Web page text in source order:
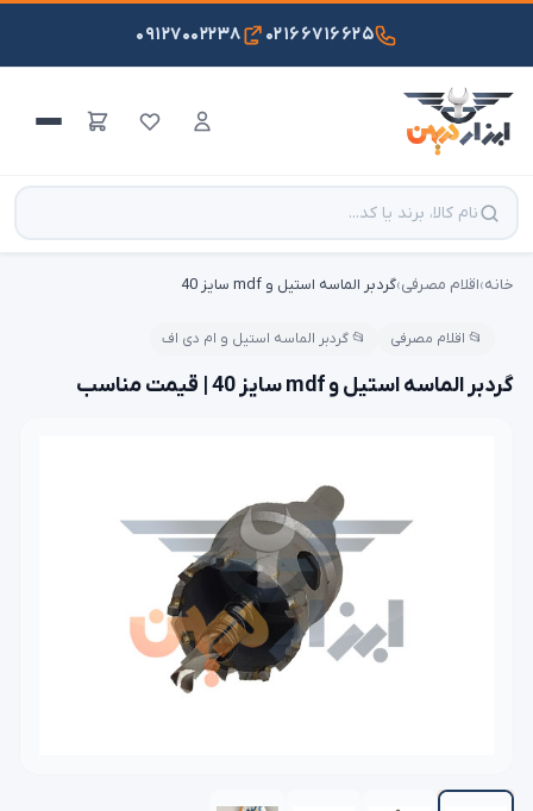
۰۲۱۶۶۷۱۶۶۲۵ ۰۹۱۲۷۰۰۲۲۳۸
خانه›اقلام مصرفی›گردبر الماسه استیل و mdf سایز 40
📂 اقلام مصرفی 📂 گردبر الماسه استیل و ام دی اف
گردبر الماسه استیل و mdf سایز 40 | قیمت مناسب